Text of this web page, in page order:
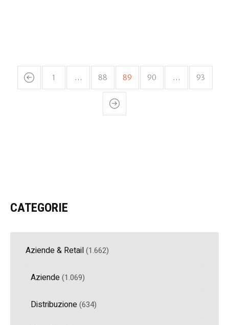
1 … 88 89 90 … 93
CATEGORIE
Aziende & Retail(1.662)
Aziende(1.069)
Distribuzione(634)